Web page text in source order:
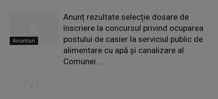
Anunturi
Anunț rezultate selecție dosare de
înscriere la concursul privind ocuparea
postului de casier la serviciul public de
alimentare cu apă și canalizare al
Comunei...